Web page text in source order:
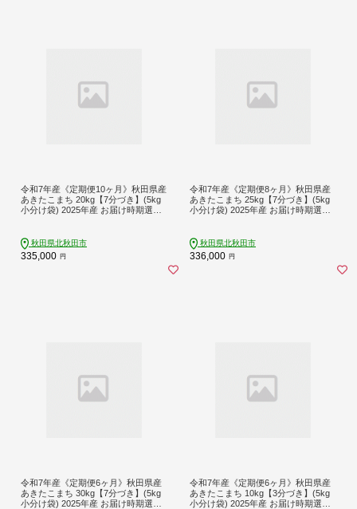
令和7年産《定期便10ヶ月》秋田県産
あきたこまち 20kg【7分づき】(5kg
小分け袋) 2025年産 お届け時期選べ
あきたこまち 米どころ 東北 北秋田
市 定期便 毎月お届け]
秋田県北秋田市
335,000 円
令和7年産《定期便8ヶ月》秋田県産
あきたこまち 25kg【7分づき】(5kg
小分け袋) 2025年産 お届け時期選べ
あきたこまち 米どころ 東北 北秋田
市 定期便 毎月お届け]
秋田県北秋田市
336,000 円
令和7年産《定期便6ヶ月》秋田県産
あきたこまち 30kg【7分づき】(5kg
小分け袋) 2025年産 お届け時期選べ
令和7年産《定期便6ヶ月》秋田県産
あきたこまち 10kg【3分づき】(5kg
小分け袋) 2025年産 お届け時期選べ